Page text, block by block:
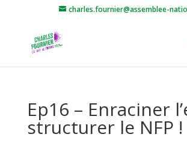
charles.fournier@assemblee-
Ep16 – Enraciner
structurer le NFP !